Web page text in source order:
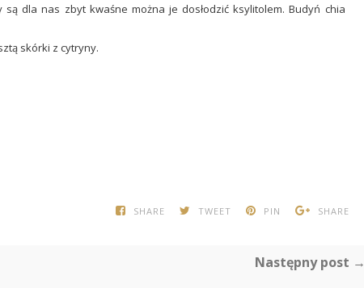
są dla nas zbyt kwaśne można je dosłodzić ksylitolem. Budyń chia
skórki z cytryny.
SHARE TWEET PIN SHARE
Następny post →